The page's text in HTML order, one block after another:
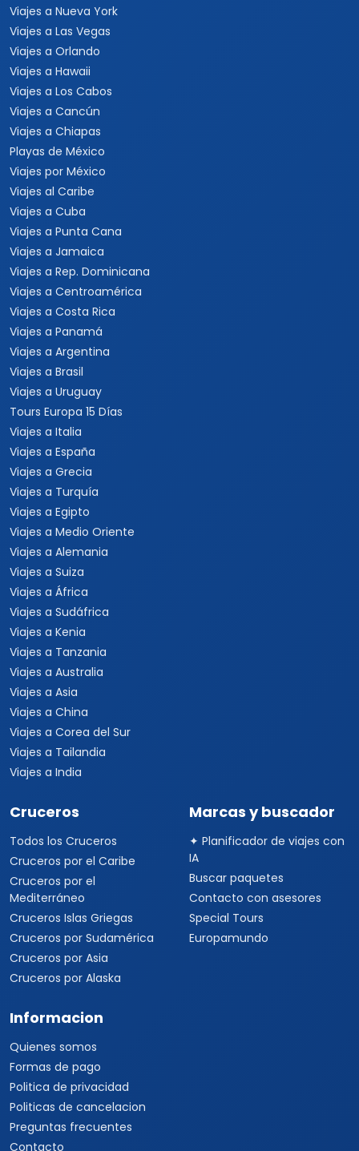
Viajes a Nueva York
Viajes a Las Vegas
Viajes a Orlando
Viajes a Hawaii
Viajes a Los Cabos
Viajes a Cancún
Viajes a Chiapas
Playas de México
Viajes por México
Viajes al Caribe
Viajes a Cuba
Viajes a Punta Cana
Viajes a Jamaica
Viajes a Rep. Dominicana
Viajes a Centroamérica
Viajes a Costa Rica
Viajes a Panamá
Viajes a Argentina
Viajes a Brasil
Viajes a Uruguay
Tours Europa 15 Días
Viajes a Italia
Viajes a España
Viajes a Grecia
Viajes a Turquía
Viajes a Egipto
Viajes a Medio Oriente
Viajes a Alemania
Viajes a Suiza
Viajes a África
Viajes a Sudáfrica
Viajes a Kenia
Viajes a Tanzania
Viajes a Australia
Viajes a Asia
Viajes a China
Viajes a Corea del Sur
Viajes a Tailandia
Viajes a India
Cruceros
Todos los Cruceros
Cruceros por el Caribe
Cruceros por el
Mediterráneo
Cruceros Islas Griegas
Cruceros por Sudamérica
Cruceros por Asia
Cruceros por Alaska
Marcas y buscador
✦ Planificador de viajes con
IA
Buscar paquetes
Contacto con asesores
Special Tours
Europamundo
Informacion
Quienes somos
Formas de pago
Politica de privacidad
Politicas de cancelacion
Preguntas frecuentes
Contacto